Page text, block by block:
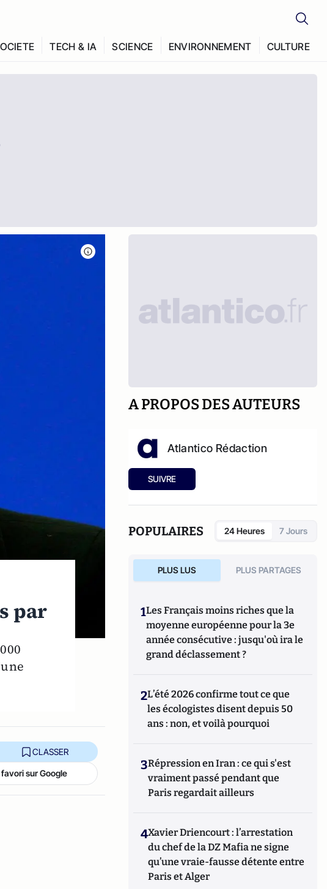
TECH & IA SCIENCE ENVIRONNEMENT CULTURE
par
CLASSER
sur Google
A PROPOS DES AUTEURS
Atlantico Rédaction
SUIVRE
POPULAIRES 24 Heures 7 Jours
PLUS LUS PLUS PARTAGES
1Les Français moins riches que la
moyenne européenne pour la 3e
année consécutive : jusqu'où ira le
grand déclassement ?
2L’été 2026 confirme tout ce que
les écologistes disent depuis 50
ans : non, et voilà pourquoi
3Répression en Iran : ce qui s'est
vraiment passé pendant que
Paris regardait ailleurs
4Xavier Driencourt : l’arrestation
du chef de la DZ Mafia ne signe
qu’une vraie-fausse détente entre
Paris et Alger